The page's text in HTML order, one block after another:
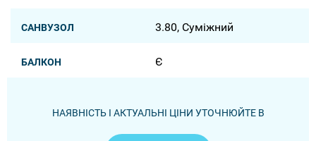
САНВУЗОЛ 3.80, Суміжний
БАЛКОН Є
НАЯВНІСТЬ І АКТУАЛЬНІ ЦІНИ УТОЧНЮЙТЕ В